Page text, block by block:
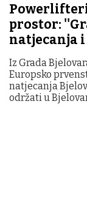
prostor:
natjecanja i
Iz Grada
Europsko
natjecanja
održati u